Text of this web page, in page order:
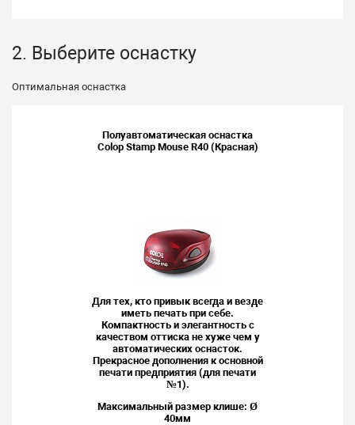
2. Выберите оснастку
Оптимальная оснастка
Полуавтоматическая оснастка
Colop Stamp Mouse R40 (Красная)
Для тех, кто привык всегда и везде
иметь печать при себе.
Компактность и элегантность с
качеством оттиска не хуже чем у
автоматических оснасток.
Прекрасное дополнения к основной
печати предприятия (для печати
№1).
Максимальный размер клише: Ø
40мм